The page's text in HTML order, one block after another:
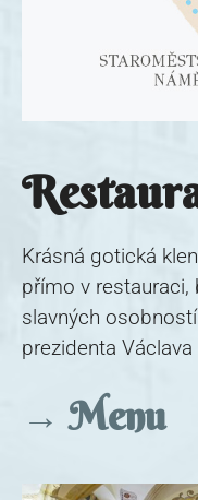
Krásná gotická
přímo v restauraci,
slavných
prezidenta Václava
→ Menu